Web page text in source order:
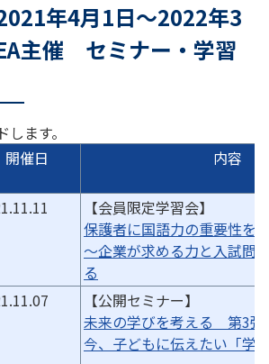
年4月1日～2022年3
主催 セミナー・学習
ます。
開催日 内容
【会員限定学習会】
保護者に国語力の重要性を
～企業が求める力と入試問
る
【公開セミナー】
未来の学びを考える 第3弾
今、子どもに伝えたい「学